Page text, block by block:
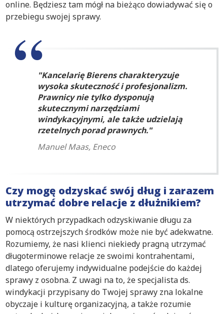
online. Będziesz tam mógł na bieżąco dowiadywać się o
przebiegu swojej sprawy.
Kancelarię Bierens charakteryzuje
wysoka skuteczność i profesjonalizm.
Prawnicy nie tylko dysponują
skutecznymi narzędziami
windykacyjnymi, ale także udzielają
rzetelnych porad prawnych.
Manuel Maas, Eneco
Czy mogę odzyskać swój dług i zarazem
utrzymać dobre relacje z dłużnikiem?
W niektórych przypadkach odzyskiwanie długu za
pomocą ostrzejszych środków może nie być adekwatne.
Rozumiemy, że nasi klienci niekiedy pragną utrzymać
długoterminowe relacje ze swoimi kontrahentami,
dlatego oferujemy indywidualne podejście do każdej
sprawy z osobna. Z uwagi na to, że specjalista ds.
windykacji przypisany do Twojej sprawy zna lokalne
obyczaje i kulturę organizacyjną, a także rozumie